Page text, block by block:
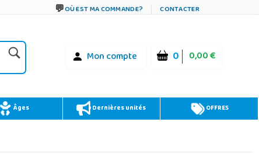
OÙ EST MA COMMANDE? CONTACTER
Mon compte 0 0,00 €
Âges Dernières unités OFFRES